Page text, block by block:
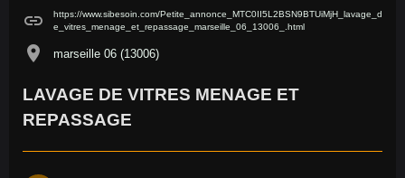
link
https://www.sibesoin.com/Petite_annonce_MTC0II5L2BSN9BTUiMjH_lavage_d
e_vitres_menage_et_repassage_marseille_06_13006_.html
location_on marseille 06 (13006)
LAVAGE DE VITRES MENAGE ET
REPASSAGE